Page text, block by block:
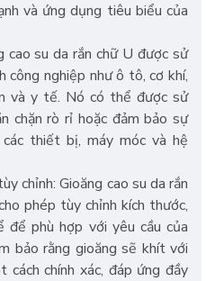
và ứng dụng tiêu biểu của
cao su da rắn chữ U được sử
công nghiệp như ô tô, cơ khí,
và y tế. Nó có thể được sử
chặn rò rỉ hoặc đảm bảo sự
thiết bị, máy móc và hệ
chỉnh: Gioăng cao su da rắn
phép tùy chỉnh kích thước,
để phù hợp với yêu cầu của
bảo rằng gioăng sẽ khít với
chính xác, đáp ứng đầy